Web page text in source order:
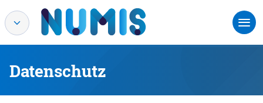
Datenschutz